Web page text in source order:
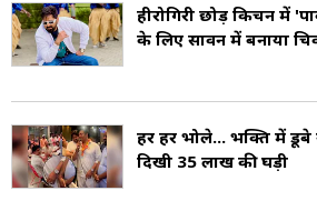
हीरोगिरी छोड़ किचन में
के लिए सावन में बनाया
हर हर भोले... भक्ति में
दिखी 35 लाख की घड़ी